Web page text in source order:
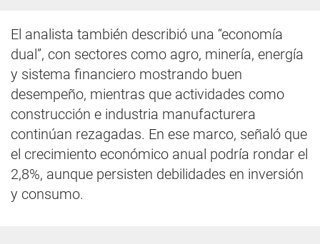
El analista también describió una “economía
dual”, con sectores como agro, minería, energía
y sistema financiero mostrando buen
desempeño, mientras que actividades como
construcción e industria manufacturera
continúan rezagadas. En ese marco, señaló que
el crecimiento económico anual podría rondar el
2,8%, aunque persisten debilidades en inversión
y consumo.